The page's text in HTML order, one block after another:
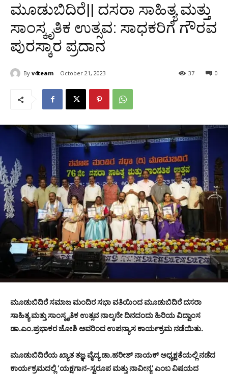
ಮೂಡುಬಿದಿರೆ|| ದಸರಾ ಸಾಹಿತ್ಯ ಮತ್ತು
ಸಾಂಸ್ಕೃತಿಕ ಉತ್ಸವ: ಸಾಧಕರಿಗೆ ಗೌರವ
ಪುರಸ್ಕಾರ ಪ್ರದಾನ
By v4team October 21, 2023 0
37
ಮೂಡುಬಿದಿರೆ ಸಮಾಜ ಮಂದಿರ ಸಭಾ ವತಿಯಿಂದ ಮೂಡುಬಿದಿರೆ ದಸರಾ
ಸಾಹಿತ್ಯ ಮತ್ತು ಸಾಂಸ್ಕೃತಿಕ ಉತ್ಸವ ನಾಲ್ಕನೇ ದಿನದಂದು ಹಿರಿಯ ವಿದ್ವಾಂಸ
ಡಾ.ಎಂ.ಪ್ರಭಾಕರ ಜೋಶಿ ಅವರಿಂದ ಉಪನ್ಯಾಸ ಕಾರ್ಯಕ್ರಮ ನಡೆಯಿತು.
ಮೂಡುಬಿದಿರೆಯ ಖ್ಯಾತ ತಜ್ಞ ವೈದ್ಯ ಡಾ.ಹರೀಶ್ ನಾಯಕ್ ಅಧ್ಯಕ್ಷತೆಯಲ್ಲಿ ನಡೆದ
ಕಾರ್ಯಕ್ರಮದಲ್ಲಿ ‘ಯಕ್ಷಗಾನ-ಸ್ವರೂಪ ಮತ್ತು ನಾವೀನ್ಯ’ ಎಂಬ ವಿಷಯದ